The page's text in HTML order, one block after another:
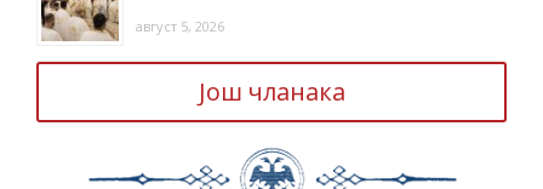
август 5, 2026
Још чланака